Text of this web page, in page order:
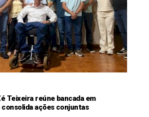
Teixeira reúne bancada em
consolida ações conjuntas